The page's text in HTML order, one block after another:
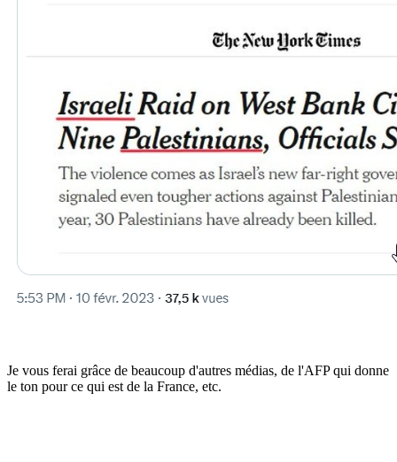
Je vous ferai grâce de beaucoup d'autres médias, de l'AFP qui donne
le ton pour ce qui est de la France, etc.